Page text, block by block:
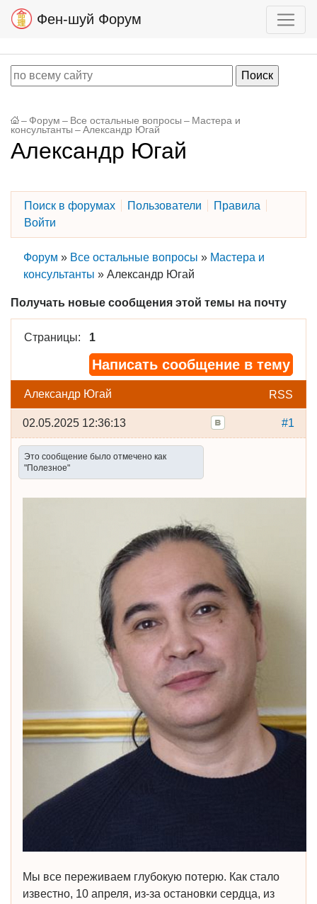
Фен-шуй Форум
– Форум – Все остальные вопросы – Мастера и
консультанты – Александр Югай
Александр Югай
Поиск в форумах Пользователи
Правила
Войти
Форум » Все остальные вопросы » Мастера и
консультанты » Александр Югай
Получать новые сообщения этой темы на почту
Страницы: 1
Написать сообщение в тему
RSS
Александр Югай
#1
02.05.2025 12:36:13
Это сообщение было отмечено как
"Полезное"
Мы все переживаем глубокую потерю. Как стало
известно, 10 апреля, из-за остановки сердца, из